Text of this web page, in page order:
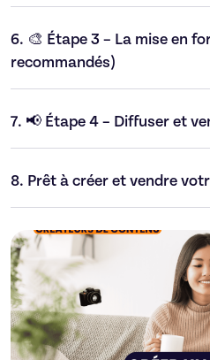
6. 🎨 Étape 3 – La mise en
recommandés)
7. 📢 Étape 4 – Diffuser et
8. Prêt à créer et vendre